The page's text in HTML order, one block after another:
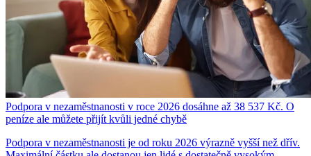
Podpora v nezaměstnanosti v roce 2026 dosáhne až 38 537 Kč. O
peníze ale můžete přijít kvůli jedné chybě
Podpora v nezaměstnanosti je od roku 2026 výrazně vyšší než dřív.